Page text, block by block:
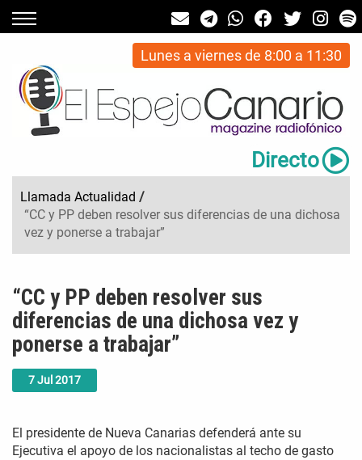
Lunes a viernes de 8:00 a 11:30
Directo
Llamada Actualidad /
“CC y PP deben resolver sus diferencias de una dichosa
vez y ponerse a trabajar”
7Jul 2017
“CC y PP deben resolver sus
diferencias de una dichosa vez y
ponerse a trabajar”
El presidente de Nueva Canarias defenderá ante su
Ejecutiva el apoyo de los nacionalistas al techo de gasto